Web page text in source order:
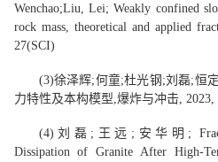
Wenchao;Liu, Lei; Weakly confined
rock mass, theoretical and applied
27(SCI)
(3)徐泽辉;何童;杜光钢 ;刘磊;恒
力特性及本构模型 爆炸与冲击, 2023,
(4) 刘磊 ; 王远 ; 安华明 ;
Dissipation of Granite After High-